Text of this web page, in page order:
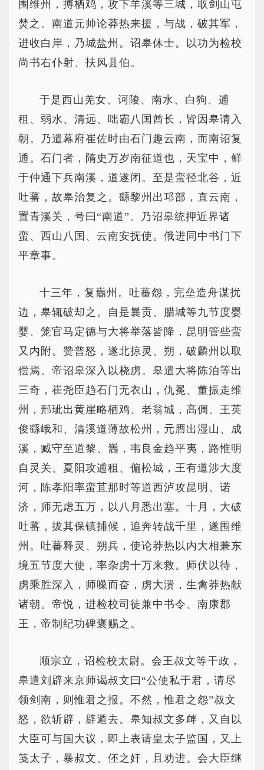
围维州，搏栖鸡，攻下羊溪等三城，取剑山屯
焚之。南道元帅论莽热来援，与战，破其军，
进收白岸，乃城盐州。诏皋休士。以功为检校
尚书右仆射、扶风县伯。
于是西山羌女、诃陵、南水、白狗、逋
租、弱水、清远、咄霸八国酋长，皆因皋请入
朝。乃遣幕府崔佐时由石门趣云南，而南诏复
通。石门者，隋史万岁南征道也，天宝中，鲜
于仲通下兵南溪，道遂闭。至是蛮径北谷，近
吐蕃，故皋治复之。繇黎州出邛部，直云南，
置青溪关，号曰“南道”。乃诏皋统押近界诸
蛮、西山八国、云南安抚使。俄进同中书门下
平章事。
十三年，复巂州。吐蕃怨，完垒造舟谋扰
边，皋辄破却之。自是曩贡、腊城等九节度婴
婴、笼官马定德与大将举落皆降，昆明管些蛮
又内附。赞普怒，遂北掠灵、朔，破麟州以取
偿焉。帝诏皋深入以桡虏。皋遣大将陈泊等出
三奇，崔尧臣趋石门无衣山，仇冕、董振走维
州，邢玼出黄崖略栖鸡、老翁城，高倜、王英
俊繇峨和、清溪道薄故松州，元膺出湿山、成
溪，臧守至道黎、巂，韦良金趋平夷，路惟明
自灵关、夏阳攻逋租、偏松城，王有道涉大度
河，陈孝阳率蛮苴那时等道西泸攻昆明、诺
济，师无虑五万，以八月悉出塞。十月，大破
吐蕃，拔其保镇捕候，追奔转战千里，遂围维
州。吐蕃释灵、朔兵，使论莽热以内大相兼东
境五节度大使，率杂虏十万来救。师伏以待，
虏乘胜深入，师噪而奋，虏大溃，生禽莽热献
诸朝。帝悦，进检校司徒兼中书令、南康郡
王，帝制纪功碑褒赐之。
顺宗立，诏检校太尉。会王叔文等干政，
皋遣刘辟来京师谒叔文曰“公使私于君，请尽
领剑南，则惟君之报。不然，惟君之怨”叔文
怒，欲斩辟，辟遁去。皋知叔文多衅，又自以
大臣可与国大议，即上表请皇太子监国，又上
笺太子，暴叔文、伾之奸，且劝进。会大臣继